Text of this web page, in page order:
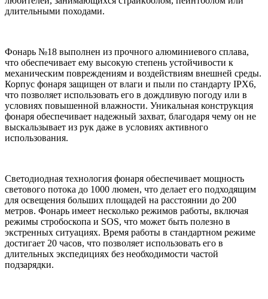
длительными походами.
Фонарь №18 выполнен из прочного алюминиевого сплава,
что обеспечивает ему высокую степень устойчивости к
механическим повреждениям и воздействиям внешней среды.
Корпус фонаря защищен от влаги и пыли по стандарту IPX6,
что позволяет использовать его в дождливую погоду или в
условиях повышенной влажности. Уникальная конструкция
фонаря обеспечивает надежный захват, благодаря чему он не
выскальзывает из рук даже в условиях активного
использования.
Светодиодная технология фонаря обеспечивает мощность
светового потока до 1000 люмен, что делает его подходящим
для освещения больших площадей на расстоянии до 200
метров. Фонарь имеет несколько режимов работы, включая
режимы стробоскопа и SOS, что может быть полезно в
экстренных ситуациях. Время работы в стандартном режиме
достигает 20 часов, что позволяет использовать его в
длительных экспедициях без необходимости частой
подзарядки.